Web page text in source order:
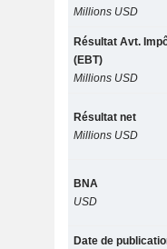
Millions USD
Résultat Avt.
(EBT)
Millions USD
Résultat net
Millions USD
BNA
USD
Date de